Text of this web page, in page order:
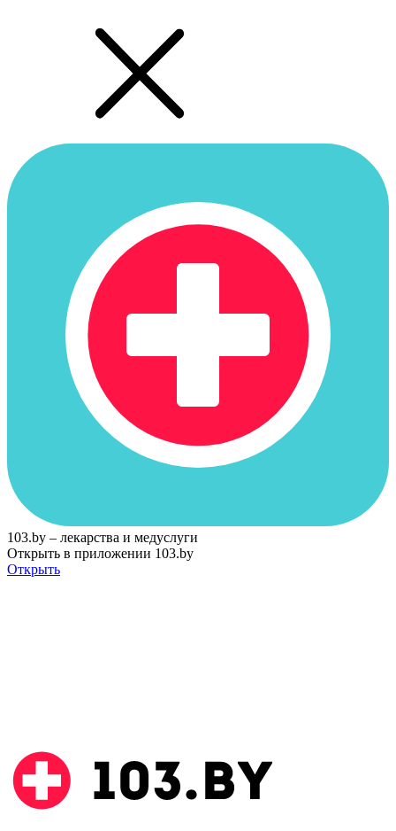
103.by – лекарства и медуслуги
Открыть в приложении 103.by
Открыть